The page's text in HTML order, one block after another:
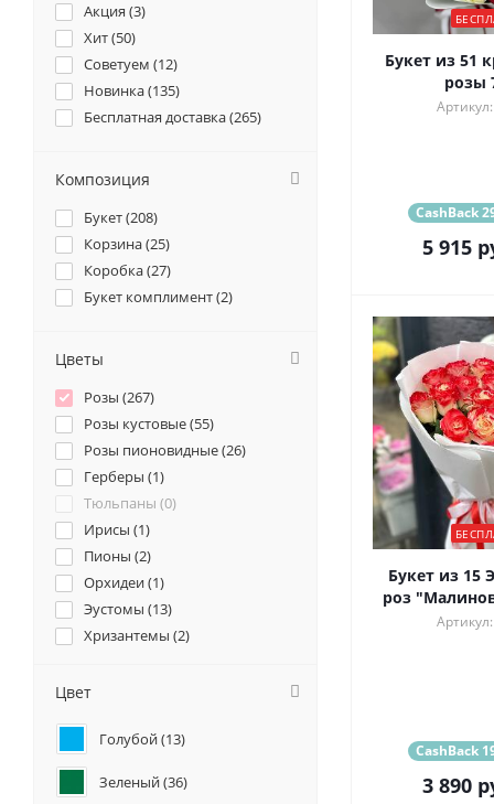
Букет из 51
розы
CashBack
5 915
Букет из 15
роз
CashBack
3 890
Акция (3)
Хит (50)
Советуем (12)
Новинка (135)
Бесплатная доставка (265)
Композиция
Букет (208)
Корзина (25)
Коробка (27)
Букет комплимент (2)
Цветы
Розы (267)
Розы кустовые (55)
Розы пионовидные (26)
Герберы (1)
Тюльпаны (0)
Ирисы (1)
Пионы (2)
Орхидеи (1)
Эустомы (13)
Хризантемы (2)
Ранункулюсы (
Гортензии (2)
Лилии (
Подсолнухи (0)
Цвет
Голубой (13)
Зеленый (36)